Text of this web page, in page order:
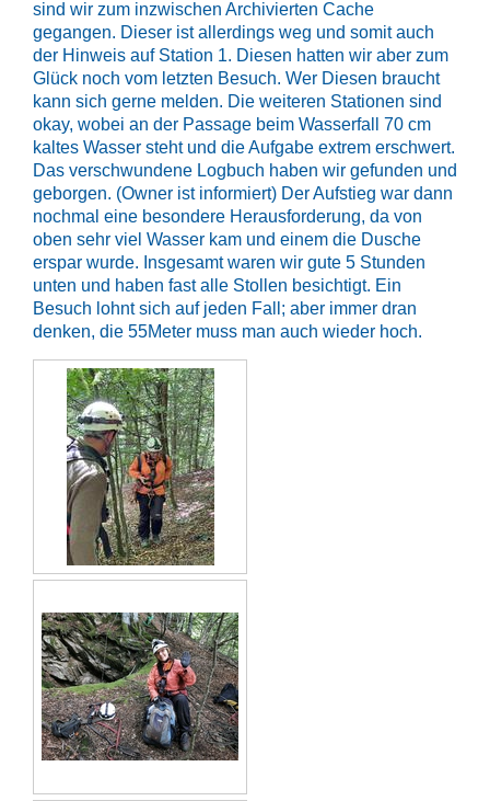
sind wir zum inzwischen Archivierten Cache
gegangen. Dieser ist allerdings weg und somit auch
der Hinweis auf Station 1. Diesen hatten wir aber zum
Glück noch vom letzten Besuch. Wer Diesen braucht
kann sich gerne melden. Die weiteren Stationen sind
okay, wobei an der Passage beim Wasserfall 70 cm
kaltes Wasser steht und die Aufgabe extrem erschwert.
Das verschwundene Logbuch haben wir gefunden und
geborgen. (Owner ist informiert) Der Aufstieg war dann
nochmal eine besondere Herausforderung, da von
oben sehr viel Wasser kam und einem die Dusche
erspar wurde. Insgesamt waren wir gute 5 Stunden
unten und haben fast alle Stollen besichtigt. Ein
Besuch lohnt sich auf jeden Fall; aber immer dran
denken, die 55Meter muss man auch wieder hoch.